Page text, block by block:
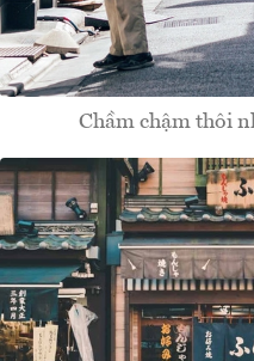
Chầm chậm thôi